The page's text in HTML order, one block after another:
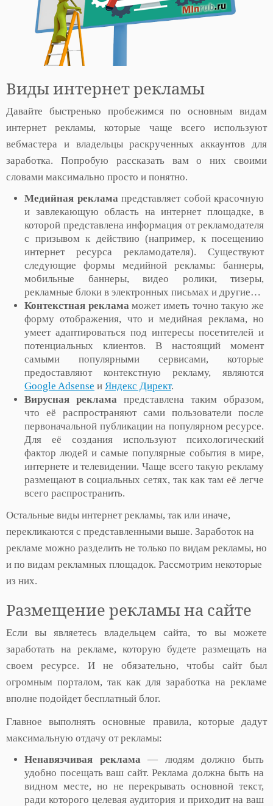
Виды интернет рекламы
Давайте быстренько пробежимся по основным видам
интернет рекламы, которые чаще всего используют
вебмастера и владельцы раскрученных аккаунтов для
заработка. Попробую рассказать вам о них своими
словами максимально просто и понятно.
Медийная рекламапредставляет собой красочную
и завлекающую область на интернет площадке, в
которой представлена информация от рекламодателя
с призывом к действию (например, к посещению
интернет ресурса рекламодателя). Существуют
следующие формы медийной рекламы: баннеры,
мобильные баннеры, видео ролики, тизеры,
рекламные блоки в электронных письмах и другие…
Контекстная рекламаможет иметь точно такую же
форму отображения, что и медийная реклама, но
умеет адаптироваться под интересы посетителей и
потенциальных клиентов. В настоящий момент
самыми популярными сервисами, которые
предоставляют контекстную рекламу, являются
Google Adsense и Яндекс Директ.
Вирусная реклама представлена таким образом,
что её распространяют сами пользователи после
первоначальной публикации на популярном ресурсе.
Для её создания используют психологический
фактор людей и самые популярные события в мире,
интернете и телевидении. Чаще всего такую рекламу
размещают в социальных сетях, так как там её легче
всего распространить.
Остальные виды интернет рекламы, так или иначе,
перекликаются с представленными выше. Заработок на
рекламе можно разделить не только по видам рекламы, но
и по видам рекламных площадок. Рассмотрим некоторые
из них.
Размещение рекламы на сайте
Если вы являетесь владельцем сайта, то вы можете
заработать на рекламе, которую будете размещать на
своем ресурсе. И не обязательно, чтобы сайт был
огромным порталом, так как для заработка на рекламе
вполне подойдет бесплатный блог.
Главное выполнять основные правила, которые дадут
максимальную отдачу от рекламы:
Ненавязчивая реклама— людям должно быть
удобно посещать ваш сайт. Реклама должна быть на
видном месте, но не перекрывать основной текст,
ради которого целевая аудитория и приходит на ваш